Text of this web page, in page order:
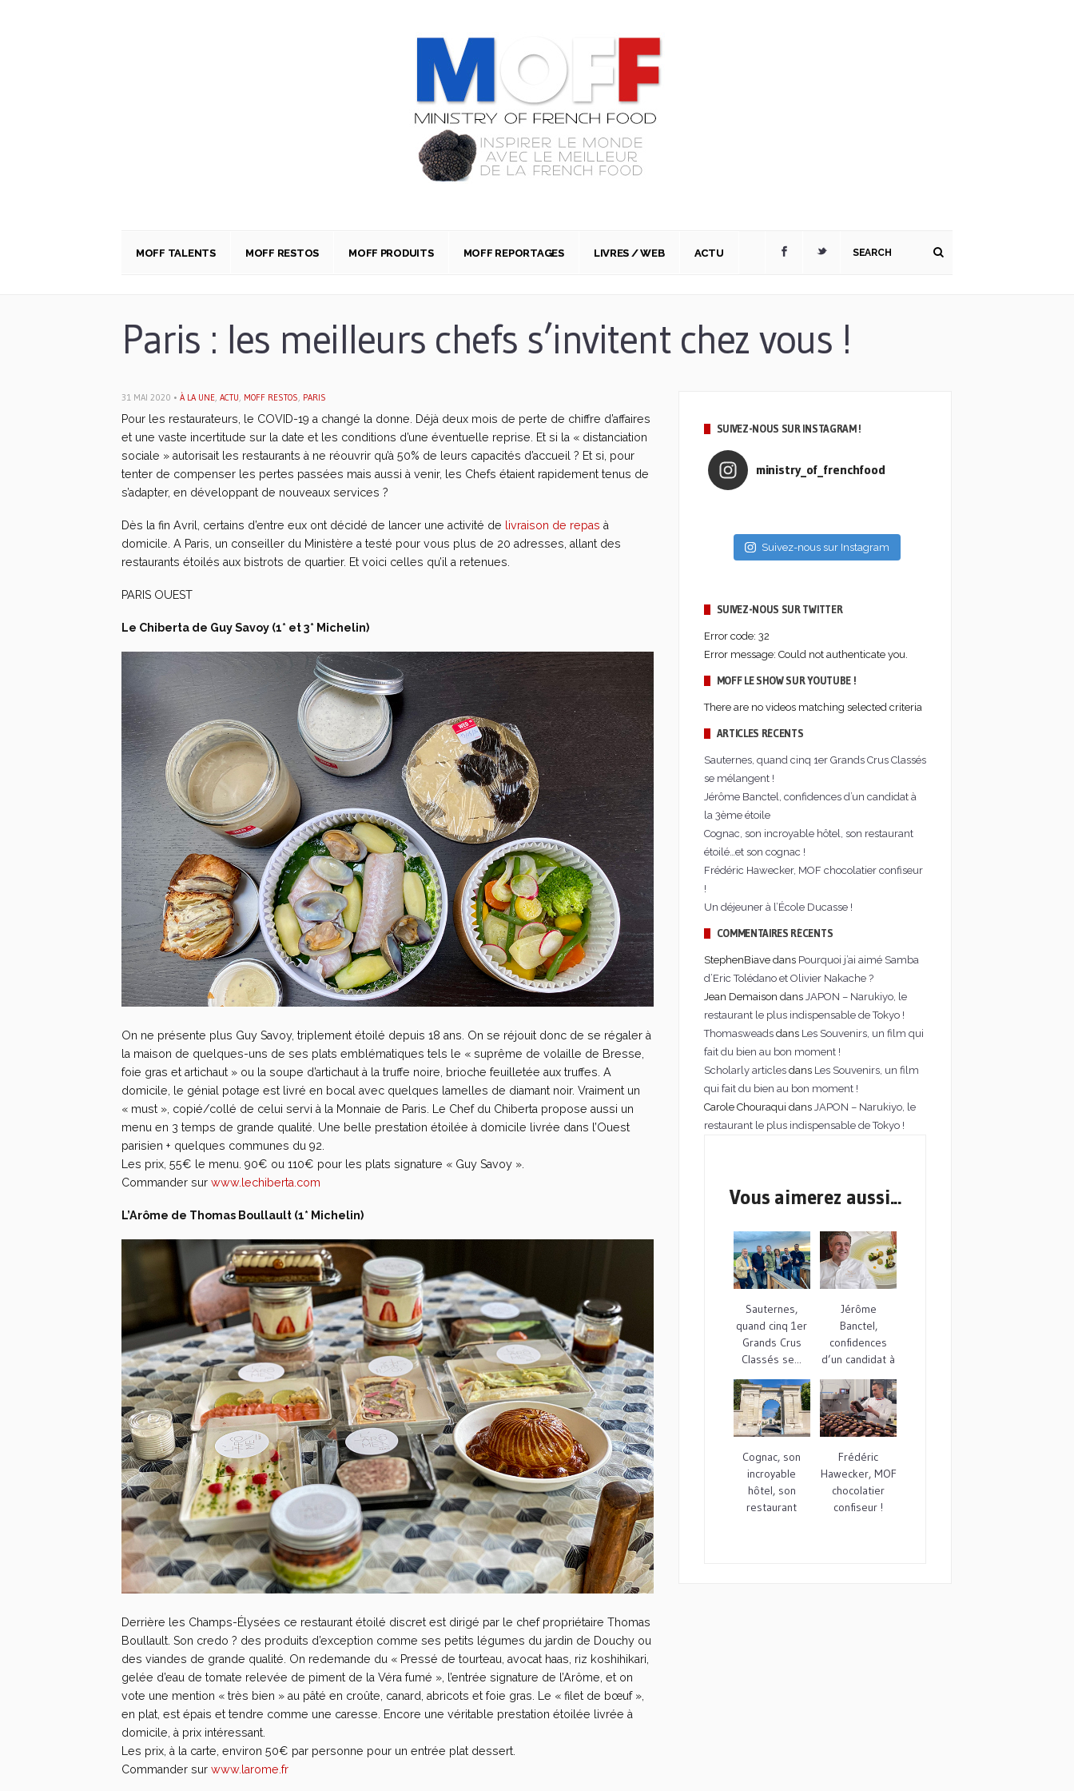
MOFF TALENTS MOFF RESTOS MOFF PRODUITS MOFF REPORTAGES LIVRES / WEB ACTU
Paris : les meilleurs chefs s’invitent chez vous !
31 MAI 2020 • À LA UNE, ACTU, MOFF RESTOS, PARIS
Pour les restaurateurs, le COVID-19 a changé la donne. Déjà deux mois de perte de chiffre d’affaires
et une vaste incertitude sur la date et les conditions d’une éventuelle reprise. Et si la « distanciation
sociale » autorisait les restaurants à ne réouvrir qu’à 50% de leurs capacités d’accueil ? Et si, pour
tenter de compenser les pertes passées mais aussi à venir, les Chefs étaient rapidement tenus de
s’adapter, en développant de nouveaux services ?
Dès la fin Avril, certains d’entre eux ont décidé de lancer une activité de livraison de repas à
domicile. A Paris, un conseiller du Ministère a testé pour vous plus de 20 adresses, allant des
restaurants étoilés aux bistrots de quartier. Et voici celles qu’il a retenues.
PARIS OUEST
Le Chiberta de Guy Savoy (1* et 3* Michelin)
On ne présente plus Guy Savoy, triplement étoilé depuis 18 ans. On se réjouit donc de se régaler à
la maison de quelques-uns de ses plats emblématiques tels le « suprême de volaille de Bresse,
foie gras et artichaut » ou la soupe d’artichaut à la truffe noire, brioche feuilletée aux truffes. A
domicile, le génial potage est livré en bocal avec quelques lamelles de diamant noir. Vraiment un
« must », copié/collé de celui servi à la Monnaie de Paris. Le Chef du Chiberta propose aussi un
menu en 3 temps de grande qualité. Une belle prestation étoilée à domicile livrée dans l’Ouest
parisien + quelques communes du 92.
Les prix, 55€ le menu. 90€ ou 110€ pour les plats signature « Guy Savoy ».
Commander sur www.lechiberta.com
L’Arôme de Thomas Boullault (1* Michelin)
Derrière les Champs-Élysées ce restaurant étoilé discret est dirigé par le chef propriétaire Thomas
Boullault. Son credo ? des produits d’exception comme ses petits légumes du jardin de Douchy ou
des viandes de grande qualité. On redemande du « Pressé de tourteau, avocat haas, riz koshihikari,
gelée d’eau de tomate relevée de piment de la Véra fumé », l’entrée signature de l’Arôme, et on
vote une mention « très bien » au pâté en croûte, canard, abricots et foie gras. Le « filet de bœuf »,
en plat, est épais et tendre comme une caresse. Encore une véritable prestation étoilée livrée à
domicile, à prix intéressant.
Les prix, à la carte, environ 50€ par personne pour un entrée plat dessert.
Commander sur www.larome.fr
SUIVEZ-NOUS SUR INSTAGRAM !
ministry_of_frenchfood
Suivez-nous sur Instagram
SUIVEZ-NOUS SUR TWITTER
Error code: 32
Error message: Could not authenticate you.
MOFF LE SHOW SUR YOUTUBE !
There are no videos matching selected criteria
ARTICLES RÉCENTS
Sauternes, quand cinq 1er Grands Crus Classés
se mélangent !
Jérôme Banctel, confidences d’un candidat à
la 3ème étoile
Cognac, son incroyable hôtel, son restaurant
étoilé…et son cognac !
Frédéric Hawecker, MOF chocolatier confiseur
!
Un déjeuner à l’École Ducasse !
COMMENTAIRES RÉCENTS
StephenBiave dans Pourquoi j’ai aimé Samba
d’Eric Tolédano et Olivier Nakache ?
Jean Demaison dans JAPON – Narukiyo, le
restaurant le plus indispensable de Tokyo !
Thomasweadsdans Les Souvenirs, un film qui
fait du bien au bon moment !
Scholarly articlesdans Les Souvenirs, un film
qui fait du bien au bon moment !
Carole Chouraqui dans JAPON – Narukiyo, le
restaurant le plus indispensable de Tokyo !
Vous aimerez aussi...
Sauternes,
quand cinq 1er
Grands Crus
Classés se...
Jérôme
Banctel,
confidences
d’un candidat à
la 3ème...
Cognac, son
incroyable
hôtel, son
restaurant
Frédéric
Hawecker, MOF
chocolatier
confiseur !